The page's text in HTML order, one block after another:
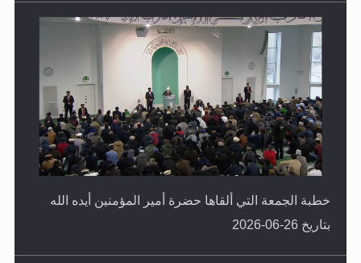
خطبة الجمعة التي ألقاها حضرة أمير المؤمنين أيده الله
بتاريخ 26-06-2026